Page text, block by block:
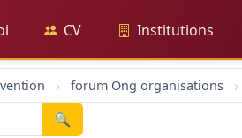
CV Institutions
forum Ong organisations
🔍